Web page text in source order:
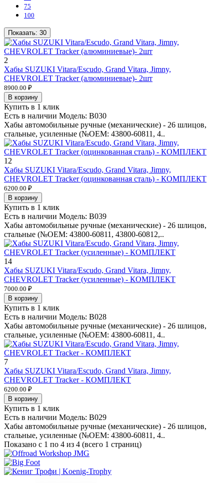
75
100
Показать: 30
2
Хабы SUZUKI Vitara/Escudo, Grand Vitara, Jimny,
CHEVROLET Tracker (алюминиевые)- 2шт
8900.00 ₽
В корзину
Купить в 1 клик
Есть в наличии Модель: B030
Хабы автомобильные ручные (механические) - 26 шлицов,
стальные, усиленные (№OEM: 43800-60811, 4..
12
Хабы SUZUKI Vitara/Escudo, Grand Vitara, Jimny,
CHEVROLET Tracker (оцинкованная сталь) - КОМПЛЕКТ
6200.00 ₽
В корзину
Купить в 1 клик
Есть в наличии Модель: B039
Хабы автомобильные ручные (механические) - 26 шлицов,
стальные (№OEM: 43800-60811, 43800-60812,..
14
Хабы SUZUKI Vitara/Escudo, Grand Vitara, Jimny,
CHEVROLET Tracker (усиленные) - КОМПЛЕКТ
7000.00 ₽
В корзину
Купить в 1 клик
Есть в наличии Модель: B028
Хабы автомобильные ручные (механические) - 26 шлицов,
стальные, усиленные (№OEM: 43800-60811, 4..
7
Хабы SUZUKI Vitara/Escudo, Grand Vitara, Jimny,
CHEVROLET Tracker - КОМПЛЕКТ
6200.00 ₽
В корзину
Купить в 1 клик
Есть в наличии Модель: B029
Хабы автомобильные ручные (механические) - 26 шлицов,
стальные, усиленные (№OEM: 43800-60811, 4..
Показано с 1 по 4 из 4 (всего 1 страниц)